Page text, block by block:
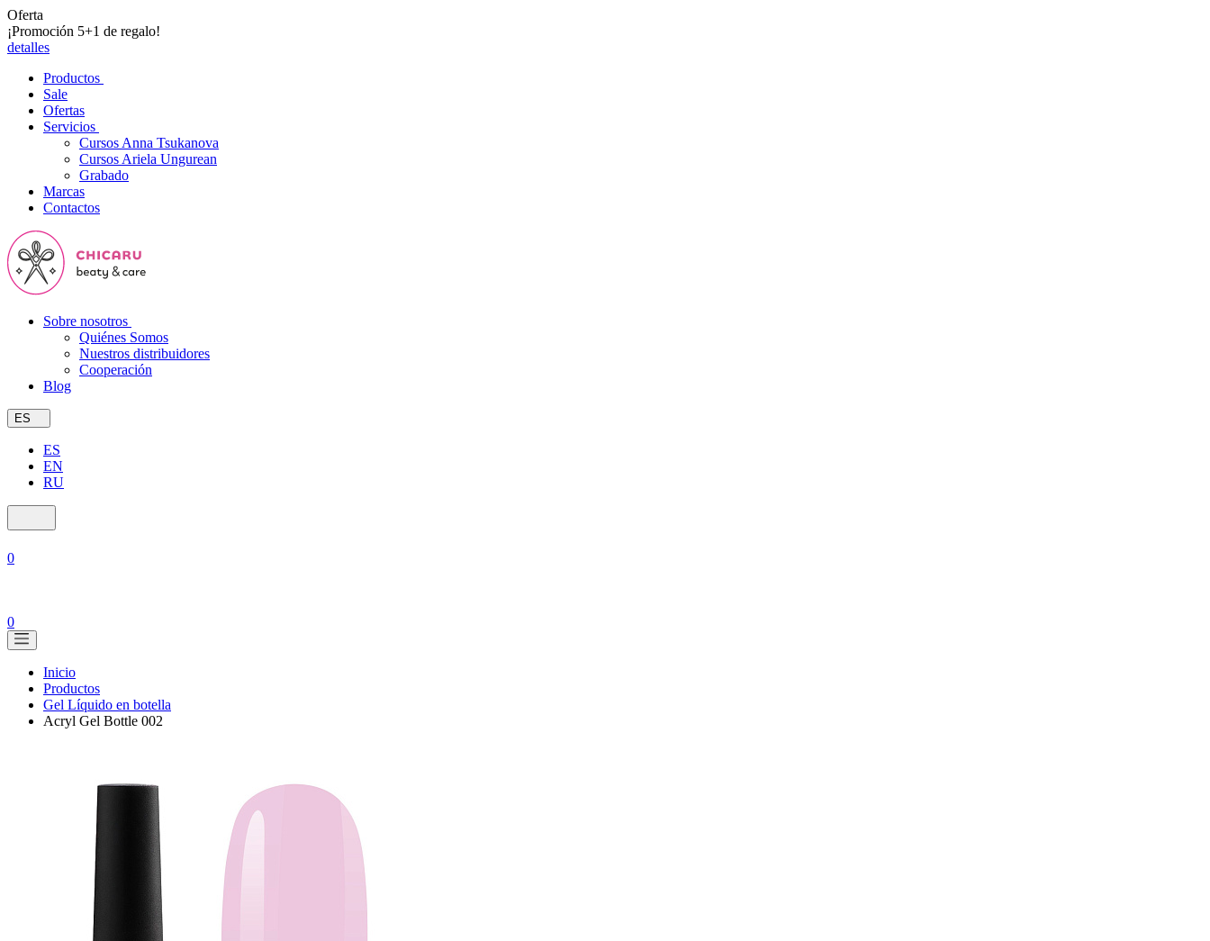
Oferta
¡Promoción 5+1 de regalo!
detalles
Productos
Sale
Ofertas
Servicios
Cursos Anna Tsukanova
Cursos Ariela Ungurean
Grabado
Marcas
Contactos
Sobre nosotros
Quiénes Somos
Nuestros distribuidores
Cooperación
Blog
ES
ES
EN
RU
0
0
Inicio
Productos
Gel Líquido en botella
Acryl Gel Bottle 002